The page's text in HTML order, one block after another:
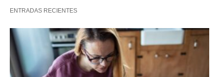
ENTRADAS RECIENTES